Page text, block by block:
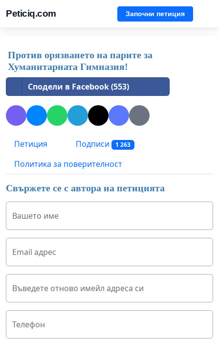
Peticiq.com Започни петиция
Против орязването на парите за
Хуманитарната Гимназия!
Сподели в Facebook (553)
Петиция Подписи 1 263
Политика за поверителност
Свържете се с автора на петицията
Вашето име
Email адрес
Въведете отново имейл адреса си
Телефон